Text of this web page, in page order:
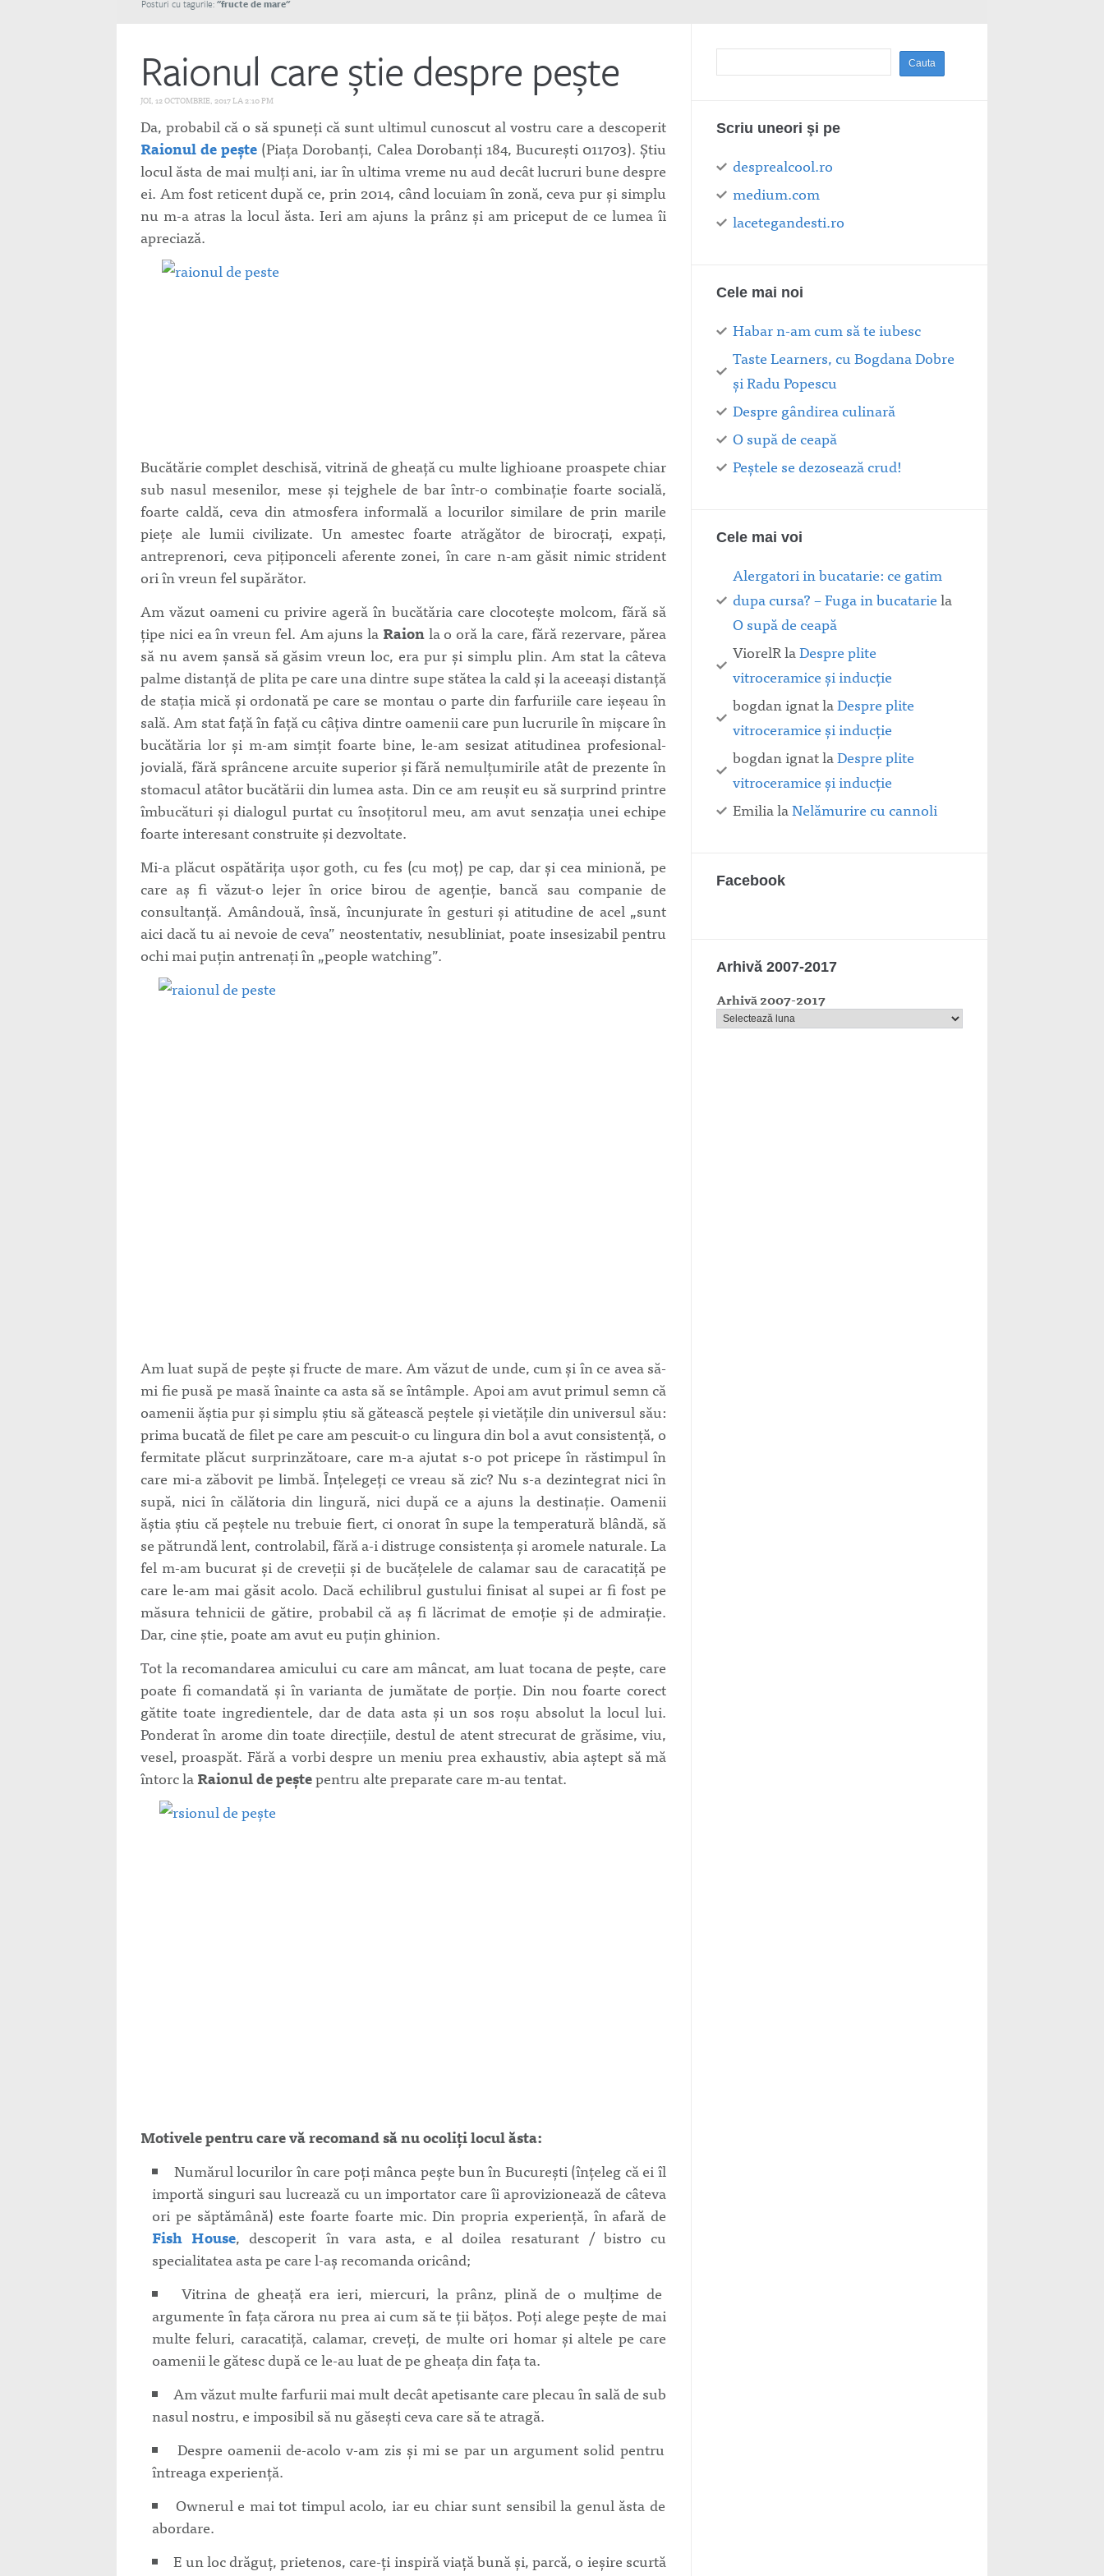
Posturi cu tagurile:"fructe de mare"
Raionul care știe despre pește
JOI, 12 OCTOMBRIE, 2017 LA 2:10 PM
Da, probabil că o să spuneți că sunt ultimul cunoscut al vostru care a descoperit
Raionul de pește (Piața Dorobanți, Calea Dorobanți 184, București 011703). Știu
locul ăsta de mai mulți ani, iar în ultima vreme nu aud decât lucruri bune despre
ei. Am fost reticent după ce, prin 2014, când locuiam în zonă, ceva pur și simplu
nu m-a atras la locul ăsta. Ieri am ajuns la prânz și am priceput de ce lumea îi
apreciază.
Bucătărie complet deschisă, vitrină de gheață cu multe lighioane proaspete chiar
sub nasul mesenilor, mese și tejghele de bar într-o combinație foarte socială,
foarte caldă, ceva din atmosfera informală a locurilor similare de prin marile
piețe ale lumii civilizate. Un amestec foarte atrăgător de birocrați, expați,
antreprenori, ceva pițiponceli aferente zonei, în care n-am găsit nimic strident
ori în vreun fel supărător.
Am văzut oameni cu privire ageră în bucătăria care clocotește molcom, fără să
țipe nici ea în vreun fel. Am ajuns laRaionla o oră la care, fără rezervare, părea
să nu avem șansă să găsim vreun loc, era pur și simplu plin. Am stat la câteva
palme distanță de plita pe care una dintre supe stătea la cald și la aceeași distanță
de stația mică și ordonată pe care se montau o parte din farfuriile care ieșeau în
sală. Am stat față în față cu câțiva dintre oamenii care pun lucrurile în mișcare în
bucătăria lor și m-am simțit foarte bine, le-am sesizat atitudinea profesional-
jovială, fără sprâncene arcuite superior și fără nemulțumirile atât de prezente în
stomacul atâtor bucătării din lumea asta. Din ce am reușit eu să surprind printre
îmbucături și dialogul purtat cu însoțitorul meu, am avut senzația unei echipe
foarte interesant construite și dezvoltate.
Mi-a plăcut ospătărița ușor goth, cu fes (cu moț) pe cap, dar și cea minionă, pe
care aș fi văzut-o lejer în orice birou de agenție, bancă sau companie de
consultanță. Amândouă, însă, încunjurate în gesturi și atitudine de acel „sunt
aici dacă tu ai nevoie de ceva” neostentativ, nesubliniat, poate insesizabil pentru
ochi mai puțin antrenați în „people watching”.
Am luat supă de pește și fructe de mare. Am văzut de unde, cum și în ce avea să-
mi fie pusă pe masă înainte ca asta să se întâmple. Apoi am avut primul semn că
oamenii ăștia pur și simplu știu să gătească peștele și vietățile din universul său:
prima bucată de filet pe care am pescuit-o cu lingura din bol a avut consistență, o
fermitate plăcut surprinzătoare, care m-a ajutat s-o pot pricepe în răstimpul în
care mi-a zăbovit pe limbă. Înțelegeți ce vreau să zic? Nu s-a dezintegrat nici în
supă, nici în călătoria din lingură, nici după ce a ajuns la destinație. Oamenii
ăștia știu că peștele nu trebuie fiert, ci onorat în supe la temperatură blândă, să
se pătrundă lent, controlabil, fără a-i distruge consistența și aromele naturale. La
fel m-am bucurat și de creveții și de bucățelele de calamar sau de caracatiță pe
care le-am mai găsit acolo. Dacă echilibrul gustului finisat al supei ar fi fost pe
măsura tehnicii de gătire, probabil că aș fi lăcrimat de emoție și de admirație.
Dar, cine știe, poate am avut eu puțin ghinion.
Tot la recomandarea amicului cu care am mâncat, am luat tocana de pește, care
poate fi comandată și în varianta de jumătate de porție. Din nou foarte corect
gătite toate ingredientele, dar de data asta și un sos roșu absolut la locul lui.
Ponderat în arome din toate direcțiile, destul de atent strecurat de grăsime, viu,
vesel, proaspăt. Fără a vorbi despre un meniu prea exhaustiv, abia aștept să mă
întorc laRaionul de peștepentru alte preparate care m-au tentat.
Motivele pentru care vă recomand să nu ocoliți locul ăsta:
Numărul locurilor în care poți mânca pește bun în București (înțeleg că ei îl
importă singuri sau lucrează cu un importator care îi aprovizionează de câteva
ori pe săptămână) este foarte foarte mic. Din propria experiență, în afară de
Fish House, descoperit în vara asta, e al doilea resaturant / bistro cu
specialitatea asta pe care l-aș recomanda oricând;
Vitrina de gheață era ieri, miercuri, la prânz, plină de o mulțime de
argumente în fața cărora nu prea ai cum să te ții bățos. Poți alege pește de mai
multe feluri, caracatiță, calamar, creveți, de multe ori homar și altele pe care
oamenii le gătesc după ce le-au luat de pe gheața din fața ta.
Am văzut multe farfurii mai mult decât apetisante care plecau în sală de sub
nasul nostru, e imposibil să nu găsești ceva care să te atragă.
Despre oamenii de-acolo v-am zis și mi se par un argument solid pentru
întreaga experiență.
Ownerul e mai tot timpul acolo, iar eu chiar sunt sensibil la genul ăsta de
abordare.
E un loc drăguț, prietenos, care-ți inspiră viață bună și, parcă, o ieșire scurtă
Scriu uneori şi pe
desprealcool.ro
medium.com
lacetegandesti.ro
Cele mai noi
Habar n-am cum să te iubesc
Taste Learners, cu Bogdana Dobre
și Radu Popescu
Despre gândirea culinară
O supă de ceapă
Peștele se dezosează crud!
Cele mai voi
Alergatori in bucatarie: ce gatim
dupa cursa? – Fuga in bucatariela
O supă de ceapă
ViorelRlaDespre plite
vitroceramice şi inducţie
bogdan ignatlaDespre plite
vitroceramice şi inducţie
bogdan ignatlaDespre plite
vitroceramice şi inducţie
EmilialaNelămurire cu cannoli
Facebook
Arhivă 2007-2017
Arhivă 2007-2017